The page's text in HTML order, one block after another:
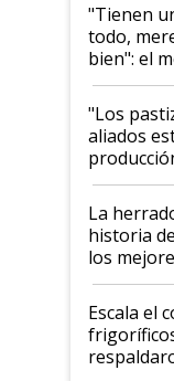
"Tienen
todo,
bien": el
para el
foco en la
"Los
aliados
la
La
historia
los
todavía
animales:
haciendo
Escala el